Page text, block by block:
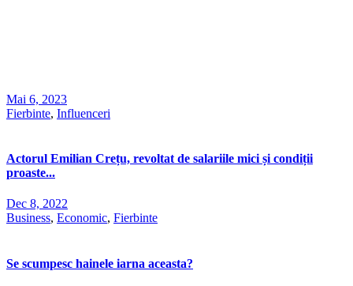
Mai 6, 2023
Fierbinte, Influenceri
Actorul Emilian Crețu, revoltat de salariile mici și condiții
proaste...
Dec 8, 2022
Business, Economic, Fierbinte
Se scumpesc hainele iarna aceasta?